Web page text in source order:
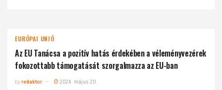
EURÓPAI UNIÓ
Az EU Tanácsa a pozitív hatás érdekében a véleményvezérek
fokozottabb támogatását szorgalmazza az EU-ban
byredaktor 2024. május 20.